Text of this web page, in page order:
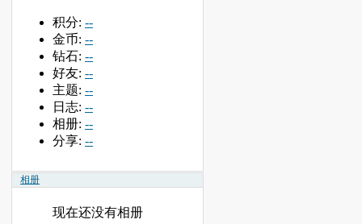
积分: --
金币: --
钻石: --
好友: --
主题: --
日志: --
相册: --
分享: --
相册
现在还没有相册